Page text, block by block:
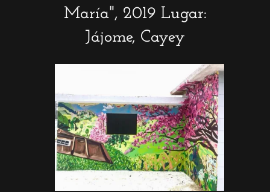
María", 2019 Lugar:
Jájome, Cayey